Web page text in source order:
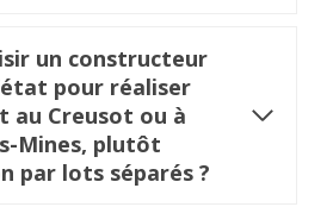
un constructeur
pour réaliser
au Creusot ou à
Mines, plutôt
par lots séparés ?